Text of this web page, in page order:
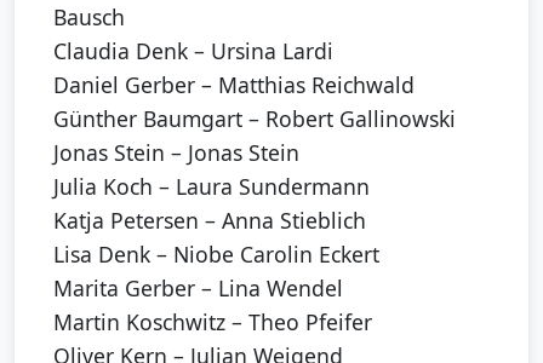
Bausch
Claudia Denk – Ursina Lardi
Daniel Gerber – Matthias Reichwald
Günther Baumgart – Robert Gallinowski
Jonas Stein – Jonas Stein
Julia Koch – Laura Sundermann
Katja Petersen – Anna Stieblich
Lisa Denk – Niobe Carolin Eckert
Marita Gerber – Lina Wendel
Martin Koschwitz – Theo Pfeifer
Oliver Kern – Julian Weigend